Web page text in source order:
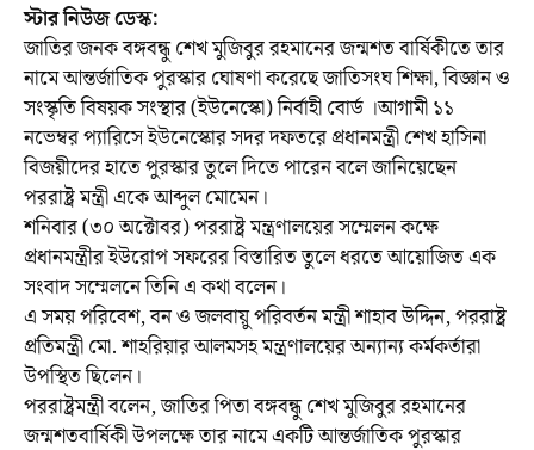
স্টার নিউজ ডেস্ক:
জাতির জনক বঙ্গবন্ধু শেখ মুজিবুর রহমানের জন্মশত বার্ষিকীতে তার
নামে আন্তর্জাতিক পুরস্কার ঘোষণা করেছে জাতিসংঘ শিক্ষা, বিজ্ঞান ও
সংস্কৃতি বিষয়ক সংস্থার (ইউনেস্কো) নির্বাহী বোর্ড ।আগামী ১১
নভেম্বর প্যারিসে ইউনেস্কোর সদর দফতরে প্রধানমন্ত্রী শেখ হাসিনা
বিজয়ীদের হাতে পুরস্কার তুলে দিতে পারেন বলে জানিয়েছেন
পররাষ্ট্র মন্ত্রী একে আব্দুল মোমেন।
শনিবার (৩০ অক্টোবর) পররাষ্ট্র মন্ত্রণালয়ের সম্মেলন কক্ষে
প্রধানমন্ত্রীর ইউরোপ সফরের বিস্তারিত তুলে ধরতে আয়োজিত এক
সংবাদ সম্মেলনে তিনি এ কথা বলেন।
এ সময় পরিবেশ, বন ও জলবায়ু পরিবর্তন মন্ত্রী শাহাব উদ্দিন, পররাষ্ট্র
প্রতিমন্ত্রী মো. শাহরিয়ার আলমসহ মন্ত্রণালয়ের অন্যান্য কর্মকর্তারা
উপস্থিত ছিলেন।
পররাষ্ট্রমন্ত্রী বলেন, জাতির পিতা বঙ্গবন্ধু শেখ মুজিবুর রহমানের
জন্মশতবার্ষিকী উপলক্ষে তার নামে একটি আন্তর্জাতিক পুরস্কার